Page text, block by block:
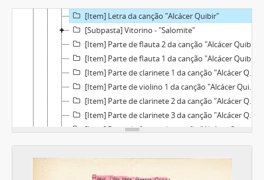
[Item] Letra da canção "Alcácer Quibir"
[Subpasta] Vitorino - "Salomite"
[Item] Parte de flauta 2 da canção "Alcácer Quibir"
[Item] Parte de flauta 1 da canção "Alcácer Quibir"
[Item] Parte de clarinete 1 da canção "Alcácer Quibir"
[Item] Parte de violino 1 da canção "Alcácer Quibir"
[Item] Parte de clarinete 2 da canção "Alcácer Quibir"
[Item] Parte de clarinete 3 da canção "Alcácer Quibir"
[Item] Parte de fagote da canção "Alcácer Quibir"
[Item] Parte de violino 1 da canção "Alcácer Quibir"
[Item] Parte de violino 2 da canção "Alcácer Quibir"
[Item] Parte de violino 1 da canção "Alcácer Quibir"